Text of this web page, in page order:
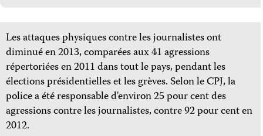
Les attaques physiques contre les journalistes ont
diminué en 2013, comparées aux 41 agressions
répertoriées en 2011 dans tout le pays, pendant les
élections présidentielles et les grèves. Selon le CPJ, la
police a été responsable d'environ 25 pour cent des
agressions contre les journalistes, contre 92 pour cent en
2012.